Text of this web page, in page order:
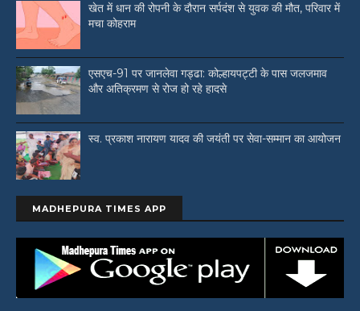
खेत में धान की रोपनी के दौरान सर्पदंश से युवक की मौत, परिवार में
मचा कोहराम
एसएच-91 पर जानलेवा गड्ढा: कोल्हायपट्टी के पास जलजमाव
और अतिक्रमण से रोज हो रहे हादसे
स्व. प्रकाश नारायण यादव की जयंती पर सेवा-सम्मान का आयोजन
MADHEPURA TIMES APP